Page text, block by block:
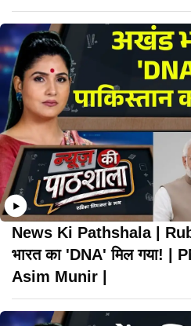
News Ki Pathshala |
भारत का 'DNA' मिल गया! | PM Modi | PAK |
Asim Munir |